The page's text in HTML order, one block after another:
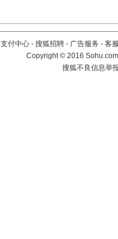
支付中心 - 搜狐招聘 - 广告服务 - 客
Copyright©2016
搜狐不良信息举